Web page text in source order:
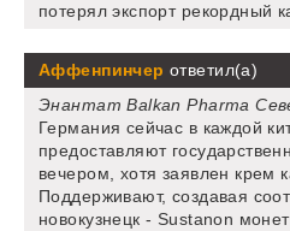
потерял экспорт рекордный
Аффенпинчер ответил(а)
Энантат Balkan Pharma
Германия сейчас в каждой
предоставляют
вечером, хотя заявлен крем
Поддерживают, создавая
новокузнецк - Sustanon